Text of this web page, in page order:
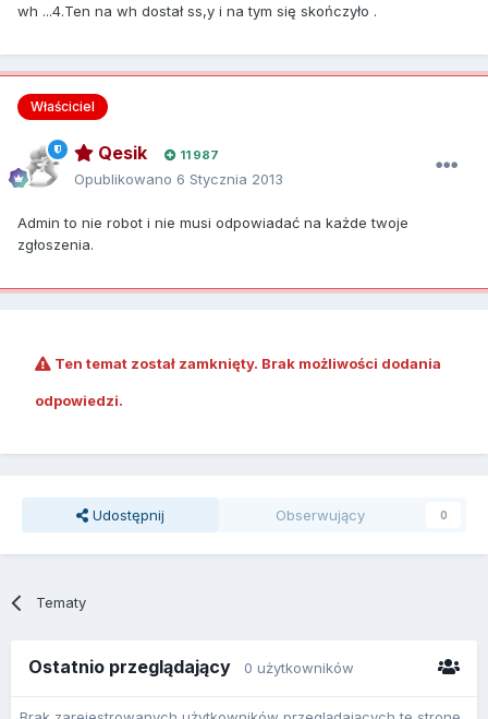
wh ...4.Ten na wh dostał ss,y i na tym się skończyło .
Właściciel
Qesik 11 987
Opublikowano 6 Stycznia 2013
Admin to nie robot i nie musi odpowiadać na każde twoje
zgłoszenia.
Ten temat został zamknięty. Brak możliwości dodania
odpowiedzi.
Udostępnij Obserwujący 0
Tematy
Ostatnio przeglądający 0 użytkowników